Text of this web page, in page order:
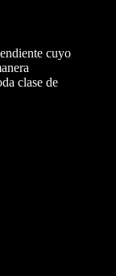
cuyo
clase de